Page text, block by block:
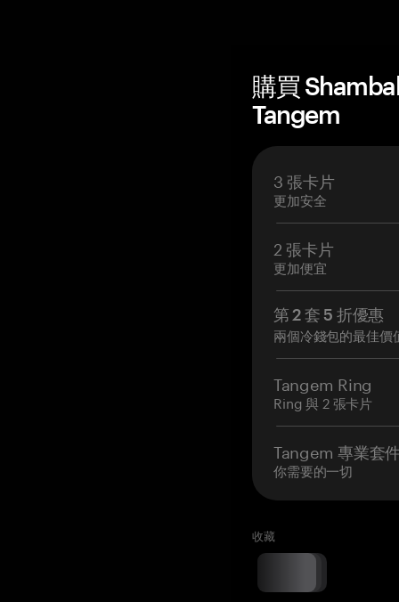
購買
Tangem
3 張卡片
更加安全
2 張卡片
更加便宜
第 2 套 5 折優惠
兩個冷錢包的最佳價
Tangem Ring
Ring 與 2 張卡片
Tangem 專業套
你需要的一切
收藏